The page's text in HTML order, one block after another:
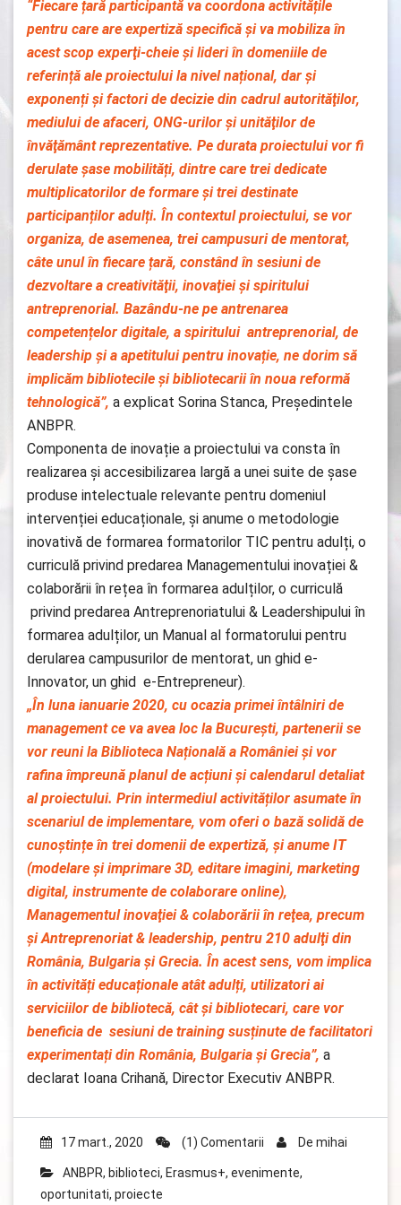
“Fiecare țară participantă va coordona activitățile
pentru care are expertiză specifică și va mobiliza în
acest scop experţi-cheie și lideri în domeniile de
referință ale proiectului la nivel național, dar și
exponenți și factori de decizie din cadrul autorităţilor,
mediului de afaceri, ONG-urilor și unităţilor de
învăţământ reprezentative. Pe durata proiectului vor fi
derulate șase mobilități, dintre care trei dedicate
multiplicatorilor de formare și trei destinate
participanților adulți. În contextul proiectului, se vor
organiza, de asemenea, trei campusuri de mentorat,
câte unul în fiecare țară, constând în sesiuni de
dezvoltare a creativităţii, inovaţiei şi spiritului
antreprenorial. Bazându-ne pe antrenarea
competențelor digitale, a spiritului antreprenorial, de
leadership și a apetitului pentru inovație, ne dorim să
implicăm bibliotecile și bibliotecarii în noua reformă
tehnologică”, a explicat Sorina Stanca, Președintele
ANBPR.
Componenta de inovație a proiectului va consta în
realizarea și accesibilizarea largă a unei suite de șase
produse intelectuale relevante pentru domeniul
intervenției educaționale, și anume o metodologie
inovativă de formarea formatorilor TIC pentru adulți, o
curriculă privind predarea Managementului inovației &
colaborării în rețea în formarea adulților, o curriculă
privind predarea Antreprenoriatului & Leadershipului în
formarea adulților, un Manual al formatorului pentru
derularea campusurilor de mentorat, un ghid e-
Innovator, un ghid e-Entrepreneur).
„În luna ianuarie 2020, cu ocazia primei întâlniri de
management ce va avea loc la București, partenerii se
vor reuni la Biblioteca Națională a României și vor
rafina împreună planul de acțiuni și calendarul detaliat
al proiectului. Prin intermediul activităților asumate în
scenariul de implementare, vom oferi o bază solidă de
cunoștințe în trei domenii de expertiză, și anume IT
(modelare şi imprimare 3D, editare imagini, marketing
digital, instrumente de colaborare online),
Managementul inovaţiei & colaborării în reţea, precum
şi Antreprenoriat & leadership, pentru 210 adulţi din
România, Bulgaria şi Grecia. În acest sens, vom implica
în activități educaționale atât adulți, utilizatori ai
serviciilor de bibliotecă, cât și bibliotecari, care vor
beneficia de sesiuni de training susținute de facilitatori
experimentați din România, Bulgaria și Grecia”, a
declarat Ioana Crihană, Director Executiv ANBPR.
17 mart., 2020 (1) Comentarii De mihai
ANBPR, biblioteci, Erasmus+, evenimente,
oportunitati, proiecte